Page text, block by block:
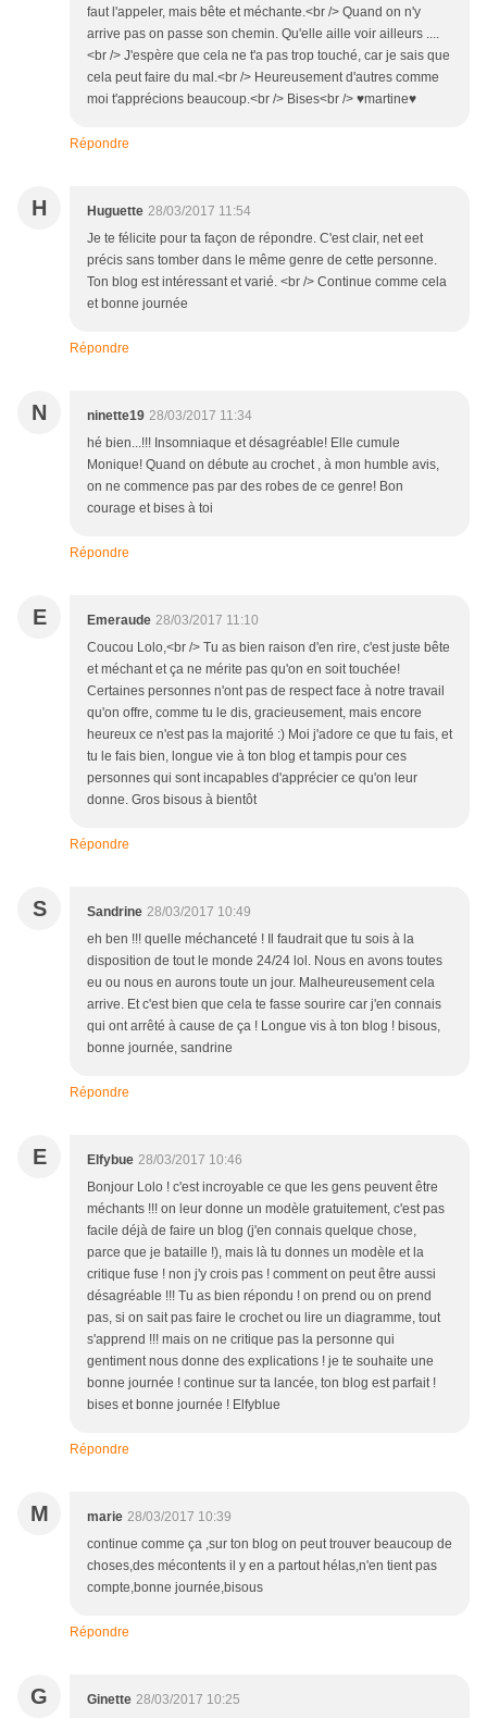
faut l'appeler, mais bête et méchante.<br /> Quand on n'y
arrive pas on passe son chemin. Qu'elle aille voir ailleurs ....
<br /> J'espère que cela ne t'a pas trop touché, car je sais que
cela peut faire du mal.<br /> Heureusement d'autres comme
moi t'apprécions beaucoup.<br /> Bises<br /> ♥martine♥
Répondre
H Huguette 28/03/2017 11:54
Je te félicite pour ta façon de répondre. C'est clair, net eet
précis sans tomber dans le même genre de cette personne.
Ton blog est intéressant et varié. <br /> Continue comme cela
et bonne journée
Répondre
N ninette19 28/03/2017 11:34
hé bien...!!! Insomniaque et désagréable! Elle cumule
Monique! Quand on débute au crochet , à mon humble avis,
on ne commence pas par des robes de ce genre! Bon
courage et bises à toi
Répondre
E Emeraude 28/03/2017 11:10
Coucou Lolo,<br /> Tu as bien raison d'en rire, c'est juste bête
et méchant et ça ne mérite pas qu'on en soit touchée!
Certaines personnes n'ont pas de respect face à notre travail
qu'on offre, comme tu le dis, gracieusement, mais encore
heureux ce n'est pas la majorité :) Moi j'adore ce que tu fais, et
tu le fais bien, longue vie à ton blog et tampis pour ces
personnes qui sont incapables d'apprécier ce qu'on leur
donne. Gros bisous à bientôt
Répondre
S Sandrine 28/03/2017 10:49
eh ben !!! quelle méchanceté ! Il faudrait que tu sois à la
disposition de tout le monde 24/24 lol. Nous en avons toutes
eu ou nous en aurons toute un jour. Malheureusement cela
arrive. Et c'est bien que cela te fasse sourire car j'en connais
qui ont arrêté à cause de ça ! Longue vis à ton blog ! bisous,
bonne journée, sandrine
Répondre
E Elfybue 28/03/2017 10:46
Bonjour Lolo ! c'est incroyable ce que les gens peuvent être
méchants !!! on leur donne un modèle gratuitement, c'est pas
facile déjà de faire un blog (j'en connais quelque chose,
parce que je bataille !), mais là tu donnes un modèle et la
critique fuse ! non j'y crois pas ! comment on peut être aussi
désagréable !!! Tu as bien répondu ! on prend ou on prend
pas, si on sait pas faire le crochet ou lire un diagramme, tout
s'apprend !!! mais on ne critique pas la personne qui
gentiment nous donne des explications ! je te souhaite une
bonne journée ! continue sur ta lancée, ton blog est parfait !
bises et bonne journée ! Elfyblue
Répondre
M marie 28/03/2017 10:39
continue comme ça ,sur ton blog on peut trouver beaucoup de
choses,des mécontents il y en a partout hélas,n'en tient pas
compte,bonne journée,bisous
Répondre
G Ginette 28/03/2017 10:25